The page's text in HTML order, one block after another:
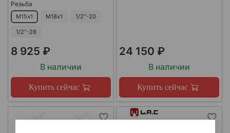
Резьба
М15х1 М18х1 1/2"-20
1/2"-28
8 925 ₽
В наличии
Купить сейчас
24 150 ₽
В наличии
Купить сейчас